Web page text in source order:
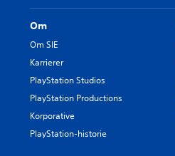
Om
Om SIE
Karrierer
PlayStation Studios
PlayStation Productions
Korporative
PlayStation-historie